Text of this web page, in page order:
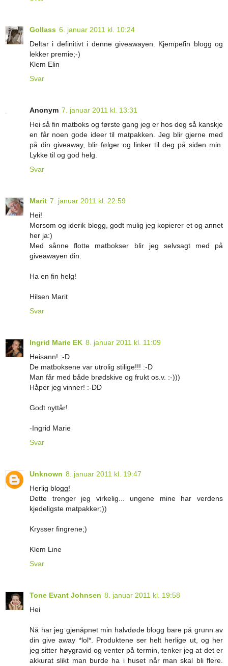
Gollass 6. januar 2011 kl. 10:24
Deltar i definitivt i denne giveawayen. Kjempefin blogg og
lekker premie;-)
Klem Elin
Svar
Anonym 7. januar 2011 kl. 13:31
Hei så fin matboks og første gang jeg er hos deg så kanskje
en får noen gode ideer til matpakken. Jeg blir gjerne med
på din giveaway, blir følger og linker til deg på siden min.
Lykke til og god helg.
Svar
Marit 7. januar 2011 kl. 22:59
Hei!
Morsom og iderik blogg, godt mulig jeg kopierer et og annet
her ja:)
Med sånne flotte matbokser blir jeg selvsagt med på
giveawayen din.
Ha en fin helg!
Hilsen Marit
Svar
Ingrid Marie EK 8. januar 2011 kl. 11:09
Heisann! :-D
De matboksene var utrolig stilige!!! :-D
Man får med både brødskive og frukt os.v. :-)))
Håper jeg vinner! :-DD
Godt nyttår!
-Ingrid Marie
Svar
Unknown 8. januar 2011 kl. 19:47
Herlig blogg!
Dette trenger jeg virkelig... ungene mine har verdens
kjedeligste matpakker;))
Krysser fingrene;)
Klem Line
Svar
Tone Evant Johnsen 8. januar 2011 kl. 19:58
Hei
Nå har jeg gjenåpnet min halvdøde blogg bare på grunn av
din give away *lol*. Produktene ser helt herlige ut, og her
jeg sitter høygravid og venter på termin, tenker jeg at det er
akkurat slikt man burde ha i huset når man skal bli flere.